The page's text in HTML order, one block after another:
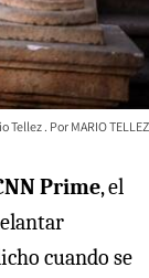
Tellez MARIO TELLEZ
Prime, el
cuando se